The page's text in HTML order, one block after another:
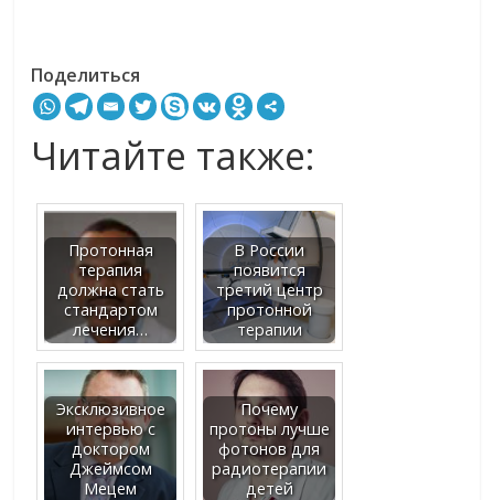
Поделиться
Читайте также:
Протонная
терапия
должна стать
стандартом
лечения…
В России
появится
третий центр
протонной
терапии
Эксклюзивное
интервью с
доктором
Джеймсом
Мецем
Почему
протоны лучше
фотонов для
радиотерапии
детей